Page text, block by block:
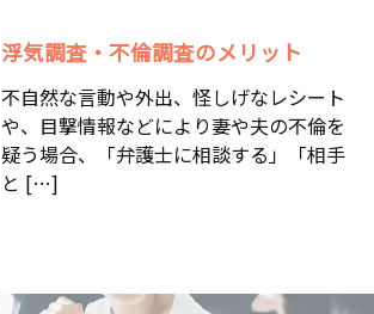
浮気調査・不倫調査のメリット
不自然な言動や外出、怪しげなレシート
や、目撃情報などにより妻や夫の不倫を
疑う場合、「弁護士に相談する」「相手
と […]